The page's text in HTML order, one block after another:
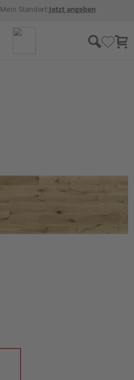
Mein Standort:Jetzt angeben